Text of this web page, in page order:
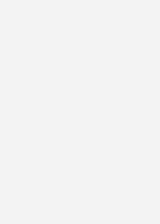
die Bundesregierung, ihren
rasch wieder
Die Branche
– in
„Der Umstieg auf
klimapolitisch gewollt – jetzt